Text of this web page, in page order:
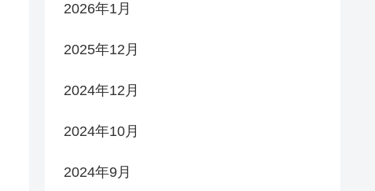
2026年1月
2025年12月
2024年12月
2024年10月
2024年9月